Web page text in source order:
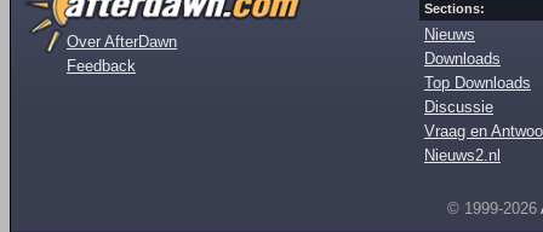
Over AfterDawn
Feedback
Sections:
Nieuws
Downloads
Top Downloads
Discussie
Vraag en
Nieuws2.nl
© 1999-2026